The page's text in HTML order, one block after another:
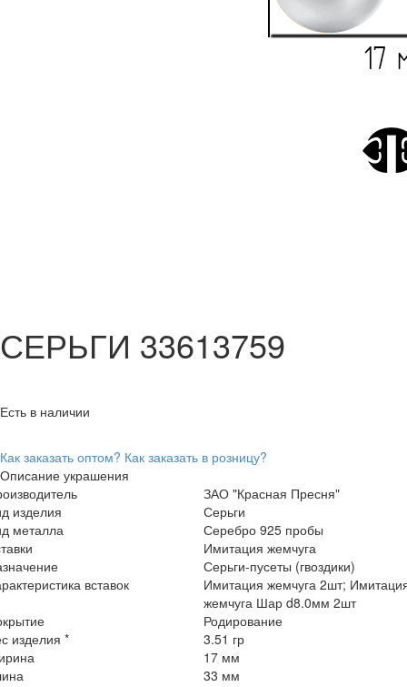
СЕРЬГИ 33613759
Есть в наличии
Как заказать оптом? Как заказать в розницу?
Описание украшения
ЗАО "Красная Пресня"
изделия
Серьги
металла
Серебро 925 пробы
Имитация жемчуга
Серьги-пусеты (гвоздики)
вставок
Имитация жемчуга 2шт;
жемчуга Шар d8.0мм 2шт
Родирование
изделия *
3.51 гр
17 мм
33 мм